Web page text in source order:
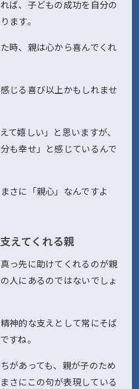
ば、子どもの成功を自分の
ます。
時、親は心から喜んでくれ
じる喜び以上かもしれませ
て嬉しい」と思いますが、
も幸せ」と感じているんで
さに「親心」なんですよ
えてくれる親
っ先に助けてくれるのが親
人にあるのではないでしょ
神的な支えとして常にそば
すね。
があっても、親が子のため
さにこの句が表現している